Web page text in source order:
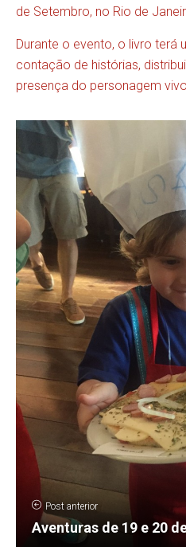
de Setembro, no Rio de
Durante o evento, o livro terá
contação de histórias,
presença do personagem
Post anterior
Aventuras de 19 e 20